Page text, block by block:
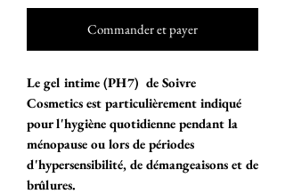
Commander et payer
Le gel intime (PH7) de Soivre
Cosmetics est particulièrement indiqué
pour l'hygiène quotidienne pendant la
ménopause ou lors de périodes
d'hypersensibilité, de démangeaisons et de
brûlures.